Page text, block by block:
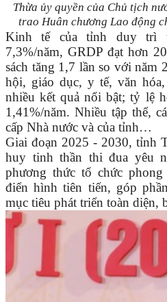
Thừa ủy quyền của Chủ tịch
trao Huân chương Lao động
Kinh tế của tỉnh duy trì
7,3%/năm, GRDP đạt hơn
sách tăng 1,7 lần so với năm
hội, giáo dục, y tế, văn
nhiều kết quả nổi bật; tỷ lệ
1,41%/năm. Nhiều tập thể,
cấp Nhà nước và của tỉnh…
Giai đoạn 2025 - 2030, tỉnh
huy tinh thần thi đua yêu
phương thức tổ chức
điển hình tiên tiến, góp
mục tiêu phát triển toàn diện,